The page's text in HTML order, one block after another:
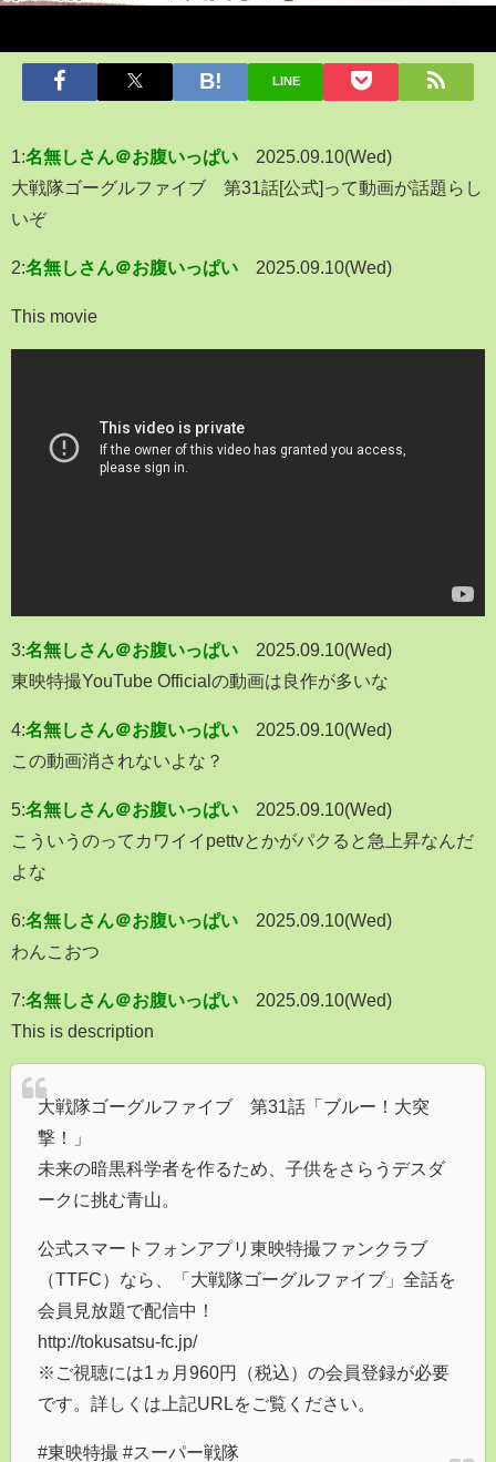
LINE
1:名無しさん＠お腹いっぱい
2025.09.10(Wed)
大戦隊ゴーグルファイブ 第31話[公式]って動画が話題らし
いぞ
2:名無しさん＠お腹いっぱい 2025.09.10(Wed)
This movie
3:名無しさん＠お腹いっぱい
2025.09.10(Wed)
東映特撮YouTube Officialの動画は良作が多いな
4:名無しさん＠お腹いっぱい
2025.09.10(Wed)
この動画消されないよな？
5:名無しさん＠お腹いっぱい
2025.09.10(Wed)
こういうのってカワイイpettvとかがパクると急上昇なんだ
よな
6:名無しさん＠お腹いっぱい
2025.09.10(Wed)
わんこおつ
7:名無しさん＠お腹いっぱい
2025.09.10(Wed)
This is description
大戦隊ゴーグルファイブ 第31話「ブルー！大突
撃！」
未来の暗黒科学者を作るため、子供をさらうデスダ
ークに挑む青山。
公式スマートフォンアプリ東映特撮ファンクラブ
（TTFC）なら、「大戦隊ゴーグルファイブ」全話を
会員見放題で配信中！
http://tokusatsu-fc.jp/
※ご視聴には1ヵ月960円（税込）の会員登録が必要
です。詳しくは上記URLをご覧ください。
#東映特撮 #スーパー戦隊